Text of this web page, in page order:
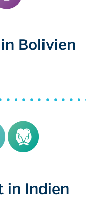
Bolivien
in Indien